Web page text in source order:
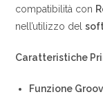
compatibilità con
nell’utilizzo del
Caratteristiche
Funzione